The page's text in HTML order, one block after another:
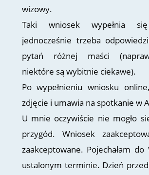
wizowy.
Taki wniosek wypełnia
jednocześnie trzeba
pytań różnej maści
niektóre są wybitnie ciekawe).
Po wypełnieniu wniosku
zdjęcie i umawia na spotkanie w
U mnie oczywiście nie mogło
przygód. Wniosek
zaakceptowane. Pojechałam do
ustalonym terminie. Dzień